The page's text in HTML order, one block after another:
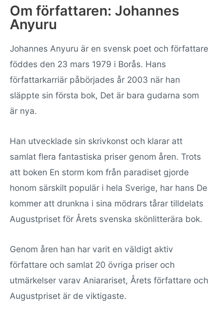
Om författaren: Johannes
Anyuru
Johannes Anyuru är en svensk poet och författare
föddes den 23 mars 1979 i Borås. Hans
författarkarriär påbörjades år 2003 när han
släppte sin första bok, Det är bara gudarna som
är nya.
Han utvecklade sin skrivkonst och klarar att
samlat flera fantastiska priser genom åren. Trots
att boken En storm kom från paradiset gjorde
honom särskilt populär i hela Sverige, har hans De
kommer att drunkna i sina mödrars tårar tilldelats
Augustpriset för Årets svenska skönlitterära bok.
Genom åren han har varit en väldigt aktiv
författare och samlat 20 övriga priser och
utmärkelser varav Aniarariset, Årets författare och
Augustpriset är de viktigaste.